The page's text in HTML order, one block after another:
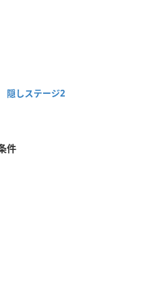
隠しステージ2
件